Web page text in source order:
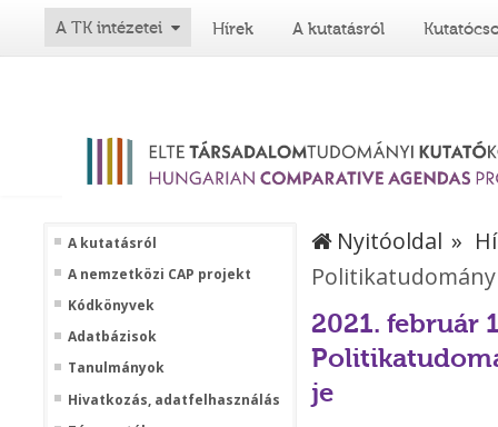
A TK intézetei Hírek A kutatásról
A kutatásról
A nemzetközi CAP projekt
Kódkönyvek
Adatbázisok
Tanulmányok
Hivatkozás, adatfelhasználás
Nyitóoldal
2021. február
je